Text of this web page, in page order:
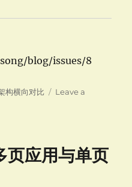
blog/issues/8
构横向对比
Leave a
页应用与单页